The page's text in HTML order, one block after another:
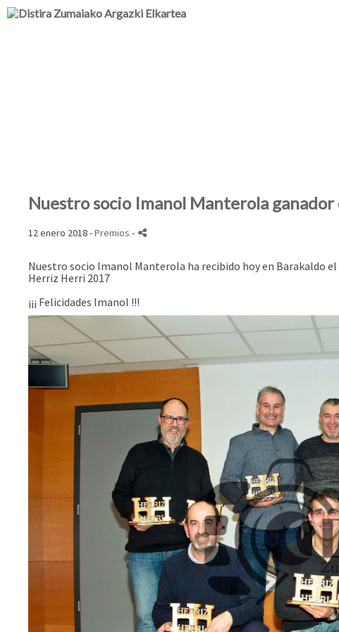
Nuestro socio Imanol Manterola
12 enero 2018 -Premios -
Nuestro socio Imanol Manterola ha recibido hoy en Barakaldo
Herriz Herri 2017
¡¡¡ Felicidades Imanol !!!